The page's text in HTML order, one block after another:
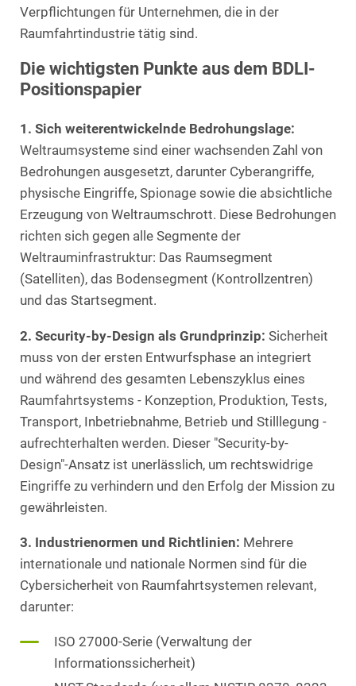
Verpflichtungen für Unternehmen, die in der
Raumfahrtindustrie tätig sind.
Die wichtigsten Punkte aus dem BDLI-
Positionspapier
1. Sich weiterentwickelnde Bedrohungslage:
Weltraumsysteme sind einer wachsenden Zahl von
Bedrohungen ausgesetzt, darunter Cyberangriffe,
physische Eingriffe, Spionage sowie die absichtliche
Erzeugung von Weltraumschrott. Diese Bedrohungen
richten sich gegen alle Segmente der
Weltrauminfrastruktur: Das Raumsegment
(Satelliten), das Bodensegment (Kontrollzentren)
und das Startsegment.
2. Security-by-Design als Grundprinzip: Sicherheit
muss von der ersten Entwurfsphase an integriert
und während des gesamten Lebenszyklus eines
Raumfahrtsystems - Konzeption, Produktion, Tests,
Transport, Inbetriebnahme, Betrieb und Stilllegung -
aufrechterhalten werden. Dieser "Security-by-
Design"-Ansatz ist unerlässlich, um rechtswidrige
Eingriffe zu verhindern und den Erfolg der Mission zu
gewährleisten.
3. Industrienormen und Richtlinien: Mehrere
internationale und nationale Normen sind für die
Cybersicherheit von Raumfahrtsystemen relevant,
darunter:
ISO 27000-Serie (Verwaltung der
Informationssicherheit)